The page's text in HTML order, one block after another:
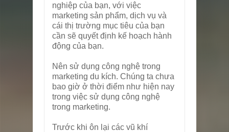
nghiệp của bạn, với việc
marketing sản phẩm, dịch vụ và
cái thị trường mục tiêu của bạn
cần sẽ quyết định kế hoạch hành
động của bạn.
Nên sử dụng công nghệ trong
marketing du kích. Chúng ta chưa
bao giờ ở thời điểm như hiện nay
trong việc sử dụng công nghệ
trong marketing.
Trước khi ôn lại các vũ khí